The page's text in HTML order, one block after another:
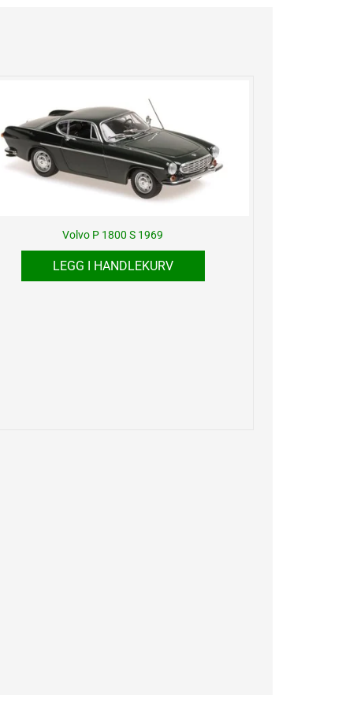
Volvo P 1800 S 1969
LEGG I HANDLEKURV